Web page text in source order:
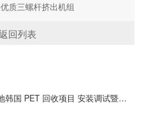
质三螺杆挤出机组
回列表
科尔克 65 型双螺杆造粒机落地韩国 PET 回收项目 安装调试暨技术培训圆满收官